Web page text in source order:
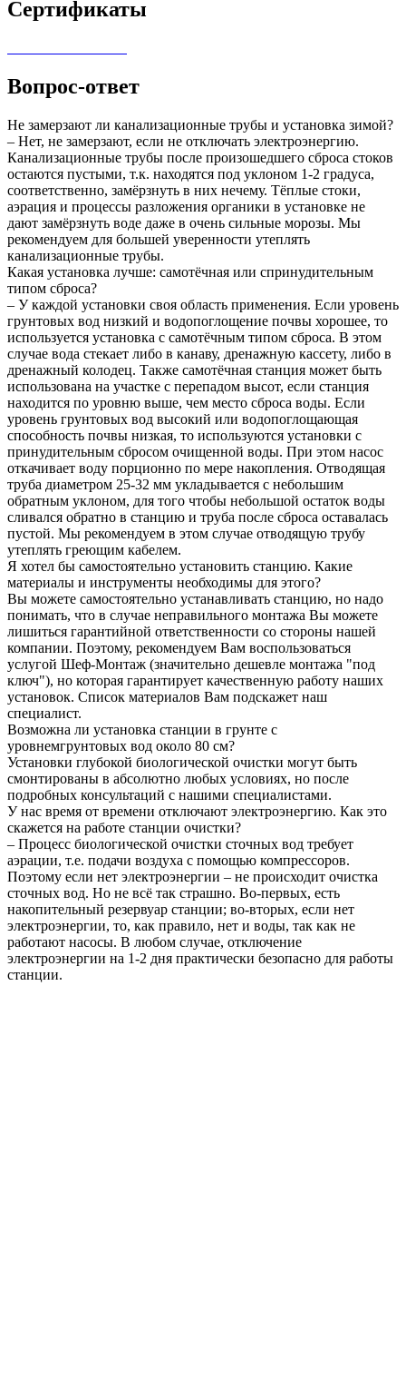
Сертификаты
Вопрос-ответ
Не замерзают ли канализационные трубы и установка зимой?
– Нет, не замерзают, если не отключать электроэнергию.
Канализационные трубы после произошедшего сброса стоков
остаются пустыми, т.к. находятся под уклоном 1-2 градуса,
соответственно, замёрзнуть в них нечему. Тёплые стоки,
аэрация и процессы разложения органики в установке не
дают замёрзнуть воде даже в очень сильные морозы. Мы
рекомендуем для большей уверенности утеплять
канализационные трубы.
Какая установка лучше: самотёчная или спринудительным
типом сброса?
– У каждой установки своя область применения. Если уровень
грунтовых вод низкий и водопоглощение почвы хорошее, то
используется установка с самотёчным типом сброса. В этом
случае вода стекает либо в канаву, дренажную кассету, либо в
дренажный колодец. Также самотёчная станция может быть
использована на участке с перепадом высот, если станция
находится по уровню выше, чем место сброса воды. Если
уровень грунтовых вод высокий или водопоглощающая
способность почвы низкая, то используются установки с
принудительным сбросом очищенной воды. При этом насос
откачивает воду порционно по мере накопления. Отводящая
труба диаметром 25-32 мм укладывается с небольшим
обратным уклоном, для того чтобы небольшой остаток воды
сливался обратно в станцию и труба после сброса оставалась
пустой. Мы рекомендуем в этом случае отводящую трубу
утеплять греющим кабелем.
Я хотел бы самостоятельно установить станцию. Какие
материалы и инструменты необходимы для этого?
Вы можете самостоятельно устанавливать станцию, но надо
понимать, что в случае неправильного монтажа Вы можете
лишиться гарантийной ответственности со стороны нашей
компании. Поэтому, рекомендуем Вам воспользоваться
услугой Шеф-Монтаж (значительно дешевле монтажа "под
ключ"), но которая гарантирует качественную работу наших
установок. Список материалов Вам подскажет наш
специалист.
Возможна ли установка станции в грунте с
уровнемгрунтовых вод около 80 см?
Установки глубокой биологической очистки могут быть
смонтированы в абсолютно любых условиях, но после
подробных консультаций с нашими специалистами.
У нас время от времени отключают электроэнергию. Как это
скажется на работе станции очистки?
– Процесс биологической очистки сточных вод требует
аэрации, т.е. подачи воздуха с помощью компрессоров.
Поэтому если нет электроэнергии – не происходит очистка
сточных вод. Но не всё так страшно. Во-первых, есть
накопительный резервуар станции; во-вторых, если нет
электроэнергии, то, как правило, нет и воды, так как не
работают насосы. В любом случае, отключение
электроэнергии на 1-2 дня практически безопасно для работы
станции.